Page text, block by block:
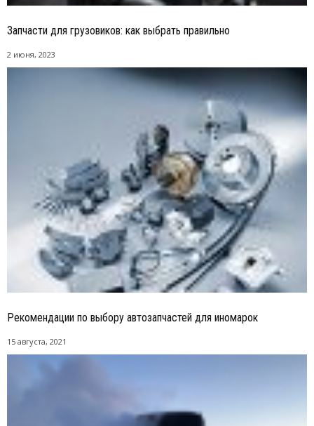
Запчасти для грузовиков: как выбрать правильно
2 июня, 2023
Рекомендации по выбору автозапчастей для иномарок
15 августа, 2021